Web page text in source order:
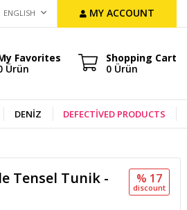
ENGLISH MY ACCOUNT
Favorites
Ürün
Shopping Cart
0 Ürün
DENİZ DEFECTİVED PRODUCTS
Tensel Tunik -
% 17
discount